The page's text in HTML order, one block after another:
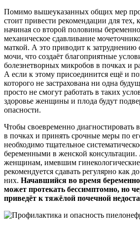
Помимо вышеуказанных общих мер
стоит привести рекомендации для тех,
начиная со второй половины
механическое сдавливание
маткой. А это приводит к затруднению
мочи, что создаёт благоприятные
болезнетворных микробов в почках и
А если к этому присоединится ещё и
которого не застрахована ни одна
просто не смогут работать в таких
здоровье женщины и плода будут
опасности.
Чтобы своевременно диагностировать
в почках и принять срочные меры по
необходимо тщательное
беременными в женской
женщинам, имевшим гинекологические
рекомендуется сдавать регулярно как
них. Начавшийся во время
может протекать бессимптомно, но
приведёт к тяжёлой почечной